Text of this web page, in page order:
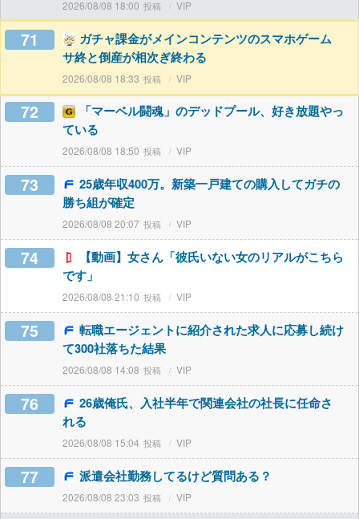
2026/08/08 18:00 VIP
71
ガチャ課金がメインコンテンツのスマホゲーム
サ終と倒産が相次ぎ終わる
2026/08/08 18:33 VIP
72
「マーベル闘魂」のデッドプール、好き放題やっ
ている
2026/08/08 18:50 VIP
73
25歳年収400万。新築一戸建ての購入してガチの
勝ち組が確定
2026/08/08 20:07 VIP
74
【動画】女さん「彼氏いない女のリアルがこちら
です」
2026/08/08 21:10 VIP
75
転職エージェントに紹介された求人に応募し続け
て300社落ちた結果
2026/08/08 14:08 VIP
76
26歳俺氏、入社半年で関連会社の社長に任命さ
れる
2026/08/08 15:04 VIP
77 派遣会社勤務してるけど質問ある？
2026/08/08 23:03 VIP